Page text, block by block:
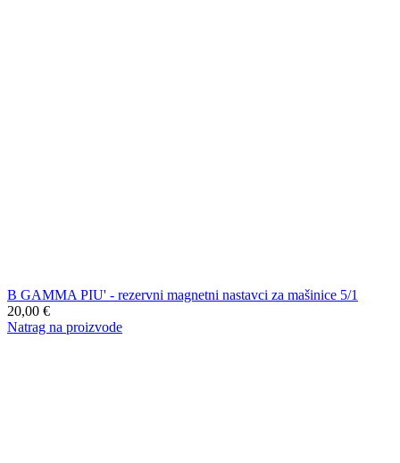
B GAMMA PIU' - rezervni magnetni nastavci za mašinice 5/1
20,00 €
Natrag na proizvode